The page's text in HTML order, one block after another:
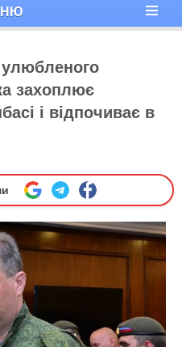
захоплює
і відпочиває в